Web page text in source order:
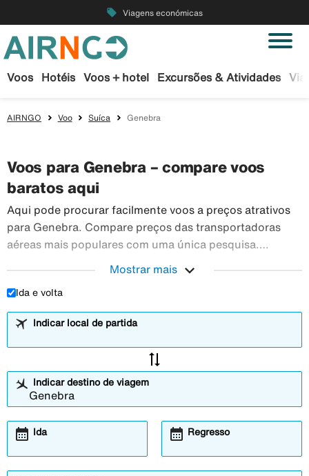
local_offer Viagens económicas
Voos Hotéis Voos + hotel Excursões & Atividades
AIRNGO Voo Suíca Genebra
Voos para Genebra – compare voos
baratos aqui
Aqui pode procurar facilmente voos a preços atrativos
para Genebra. Compare preços das transportadoras
aéreas mais populares com uma única pesquisa.
mundo.Aqui pode procurar facilmente voos a preços
Mostrar mais expand_more
Ida e volta
Indicar local de partida
sync_alt
Indicar destino de viagem
Ida
calendar_month Regresso
calendar_month